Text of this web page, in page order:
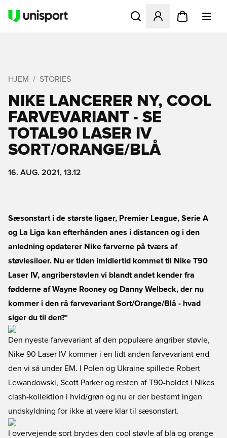
Åbner en Modal til at
HJEM STORIES
NIKE LANCERER NY, COOL
FARVEVARIANT - SE
TOTAL90 LASER IV
SORT/ORANGE/BLÅ
16. AUG. 2021, 13.12
Sæsonstart i de største ligaer, Premier League, Serie A
og La Liga kan efterhånden anes i distancen og i den
anledning opdaterer Nike farverne på tværs af
støvlesiloer. Nu er tiden imidlertid kommet til Nike T90
Laser IV, angriberstøvlen vi blandt andet kender fra
fødderne af Wayne Rooney og Danny Welbeck, der nu
kommer i den rå farvevariant Sort/Orange/Blå - hvad
siger du til den?*
Den nyeste farvevariant af den populære angriber støvle,
Nike 90 Laser IV kommer i en lidt anden farvevariant end
den vi så under EM. I Polen og Ukraine spillede Robert
Lewandowski, Scott Parker og resten af T90-holdet i Nikes
clash-kollektion i hvid/grøn og nu er der bestemt ingen
undskyldning for ikke at være klar til sæsonstart.
I overvejende sort brydes den cool støvle af blå og orange